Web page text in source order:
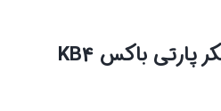
مشخصات فنی اسپیکر پارتی باکس KB4